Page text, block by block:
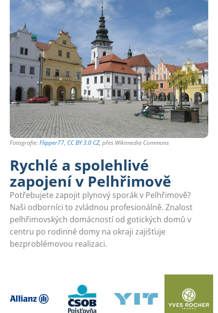
Fotografie:Flipper77, CC BY 3.0 CZ, přes Wikimedia Commons
Rychlé a spolehlivé
zapojení v Pelhřimově
Potřebujete zapojit plynový sporák v Pelhřimově?
Naši odborníci to zvládnou profesionálně. Znalost
pelhřimovských domácností od gotických domů v
centru po rodinné domy na okraji zajišťuje
bezproblémovou realizaci.